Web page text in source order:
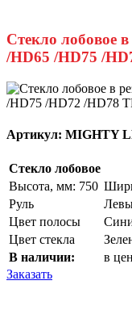
Стекло лобовое
/HD65 /HD75 /
Артикул: MIGHTY
Стекло лобовое
Высота, мм: 750
Руль
Цвет полосы
Цвет стекла
В наличии:
в
Заказать